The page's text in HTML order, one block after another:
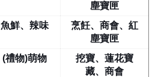
塵寶匣
魚鮮、辣味
烹飪、商會、紅
塵寶匣
(禮物)萌物
挖寶、蓮花寶
藏、商會